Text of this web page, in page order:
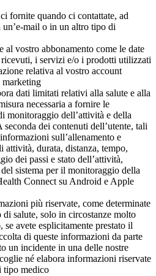
fornite quando ci contattate, ad
mail o in un altro tipo di
vostro abbonamento come le date
i servizi e/o i prodotti utilizzati
relativa al vostro account
marketing
dati limitati relativi alla salute e alla
necessaria a fornire le
monitoraggio dell’attività e della
dei contenuti dell’utente, tali
sull’allenamento e
attività, durata, distanza, tempo,
dei passi e stato dell’attività,
sistema per il monitoraggio della
Connect su Android e Apple
più riservate, come determinate
salute, solo in circostanze molto
avete esplicitamente prestato il
di queste informazioni da parte
un incidente in una delle nostre
né elabora informazioni riservate
tipo medico